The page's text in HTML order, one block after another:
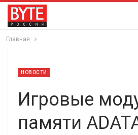
Главная
НОВОСТИ
Игровые
памяти